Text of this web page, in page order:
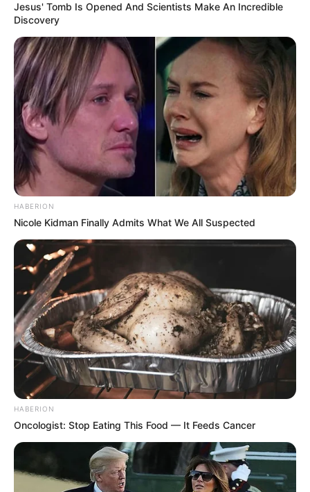
Jesus' Tomb Is Opened And Scientists Make An Incredible
Discovery
HABERION
Nicole Kidman Finally Admits What We All Suspected
HABERION
Oncologist: Stop Eating This Food — It Feeds Cancer